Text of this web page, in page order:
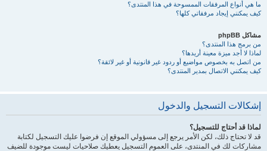
ما هي أنواع المرفقات الممسوحة في هذا المنتدى؟
كيف يمكنني إيجاد مرفقاتي كلها؟
مشاكل phpBB
من برمج هذا المنتدى؟
لماذا لا أجد ميزة معينة أريدها؟
من اتصل به بخصوص مواضيع أو ردود غير قانونية أو غير لائقة؟
كيف يمكنني الاتصال بمدير المنتدى؟
إشكالات التسجيل والدخول
لماذا قد أحتاج للتسجيل؟
قد لا تحتاج ذلك، لكن الأمر يرجع إلى مسؤولي الموقع إن فرضوا عليك التسجيل لكتابة
مشاركات لك في المنتدى، على العموم التسجيل يعطيك صلاحيات ليست موجودة للضيف